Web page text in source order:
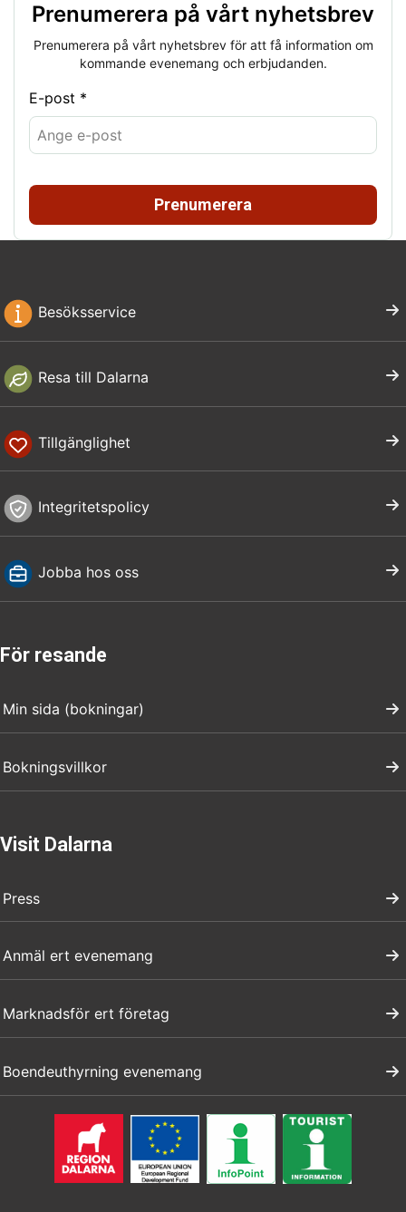
Prenumerera på vårt nyhetsbrev
Prenumerera på vårt nyhetsbrev för att få information om
kommande evenemang och erbjudanden.
E-post *
Prenumerera
Besöksservice
Resa till Dalarna
Tillgänglighet
Integritetspolicy
Jobba hos oss
För resande
Min sida (bokningar)
Bokningsvillkor
Visit Dalarna
Press
Anmäl ert evenemang
Marknadsför ert företag
Boendeuthyrning evenemang